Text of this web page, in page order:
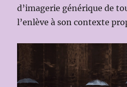
d’imagerie générique de
l’enlève à son contexte